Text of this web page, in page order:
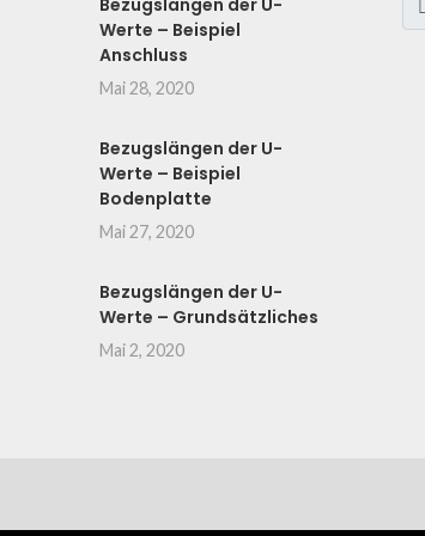
Bezugslängen der U-
Werte – Beispiel
Anschluss
Mai 28, 2020
Bezugslängen der U-
Werte – Beispiel
Bodenplatte
Mai 27, 2020
Bezugslängen der U-
Werte – Grundsätzliches
Mai 2, 2020